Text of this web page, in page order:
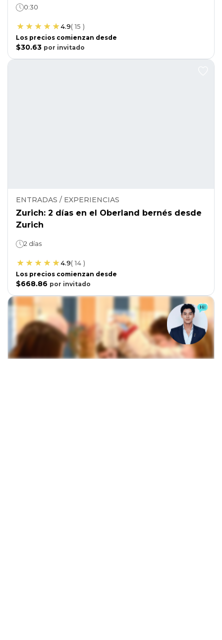
0:30
4.9(15 )
Los precios comienzan desde
$30.63 por invitado
ENTRADAS / EXPERIENCIAS
Zurich: 2 días en el Oberland bernés desde
Zurich
2 días
4.9(14 )
Los precios comienzan desde
$668.86 por invitado